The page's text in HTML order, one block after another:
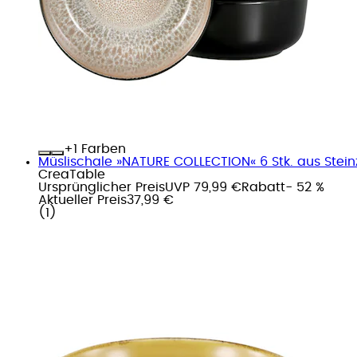
+
Farben
Müslischale »NATURE COLLECTION« 6 Stk. aus
CreaTable
Ursprünglicher PreisUVP 79,99 €Rabatt- 52 %
Aktueller Preis37,99 €
( 1 )